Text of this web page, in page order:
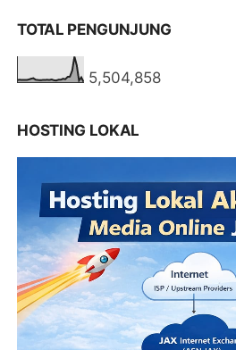
TOTAL PENGUNJUNG
5,504,858
HOSTING LOKAL